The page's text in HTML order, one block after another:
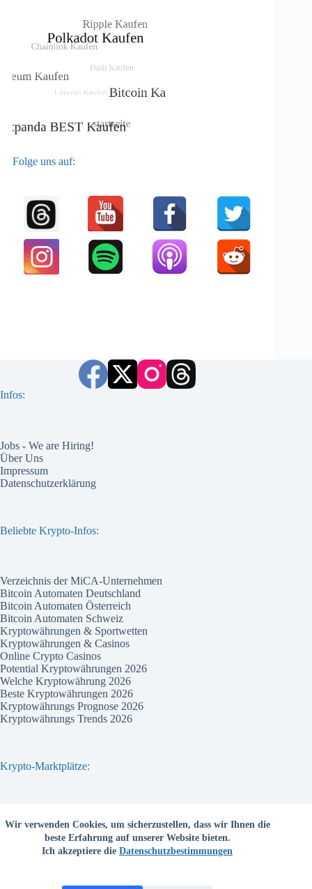
Wir verwenden Cookies, um sicherzustellen, dass wir Ihnen die
beste Erfahrung auf unserer Website bieten.
Ich akzeptiere dieDatenschutzbestimmungen
Folge uns auf:
Infos:
Jobs - We are Hiring!
Über Uns
Impressum
Datenschutzerklärung
Beliebte Krypto-Infos:
Verzeichnis der MiCA-Unternehmen
Bitcoin Automaten Deutschland
Bitcoin Automaten Österreich
Bitcoin Automaten Schweiz
Kryptowährungen & Sportwetten
Kryptowährungen & Casinos
Online Crypto Casinos
Potential Kryptowährungen 2026
Welche Kryptowährung 2026
Beste Kryptowährungen 2026
Kryptowährungs Prognose 2026
Kryptowährungs Trends 2026
Krypto-Marktplätze:
Bitpanda
Bitcoin.de